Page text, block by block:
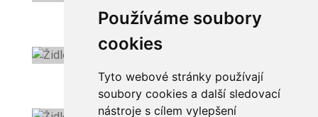
Používáme soubory
cookies
Tyto webové stránky používají
soubory cookies a další sledovací
nástroje s cílem vylepšení